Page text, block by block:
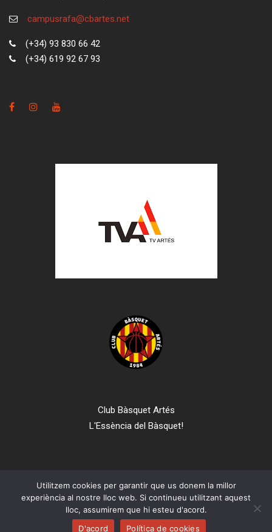
campusrafa@cbartes.net
(+34) 93 830 66 42
(+34) 619 92 67 93
Club Bàsquet Artés
L'Essència del Bàsquet!
© 2024 Club Bàsquet Artés. Todos los derechos reservados.
Política de privacidad Política de cookies
Utilitzem cookies per garantir que us donem la millor
experiència al nostre lloc web. Si continueu utilitzant aquest
lloc, assumirem que hi esteu d'acord.
D'acord
Política de cookies